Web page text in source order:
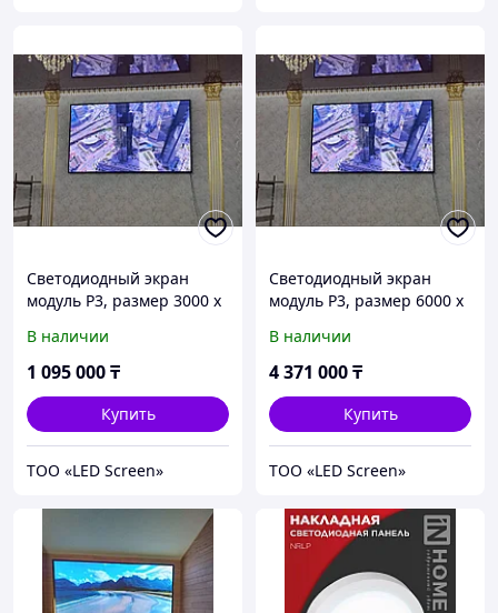
Светодиодный экран
модуль P3, размер 3000 x
В наличии
1 095 000₸
Купить
ТОО «LED Screen»
Светодиодный экран
модуль P3, размер 6000 x
В наличии
4 371 000₸
Купить
ТОО «LED Screen»